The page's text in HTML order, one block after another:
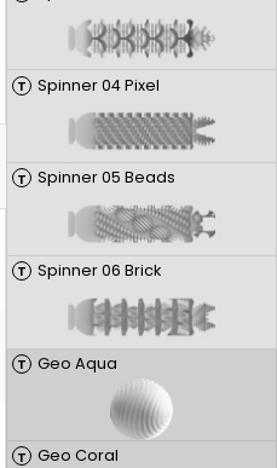
T Spinner 04 Pixel
T Spinner 05 Beads
T Spinner 06 Brick
T Geo Aqua
T Geo Coral